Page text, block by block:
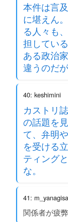
本件は言
に堪えん
る人々も
担してい
ある政治
違うのだが
40: keshimini
カストリ
の話題を
て、弁明
を受ける
ティング
な。
41:
関係者が疲